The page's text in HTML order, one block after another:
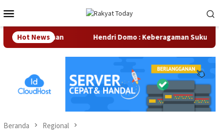
ke
kontenMobile
Hot News
Perusahaan Hendri Domo : Keberagaman Suku dan
Beranda Regional